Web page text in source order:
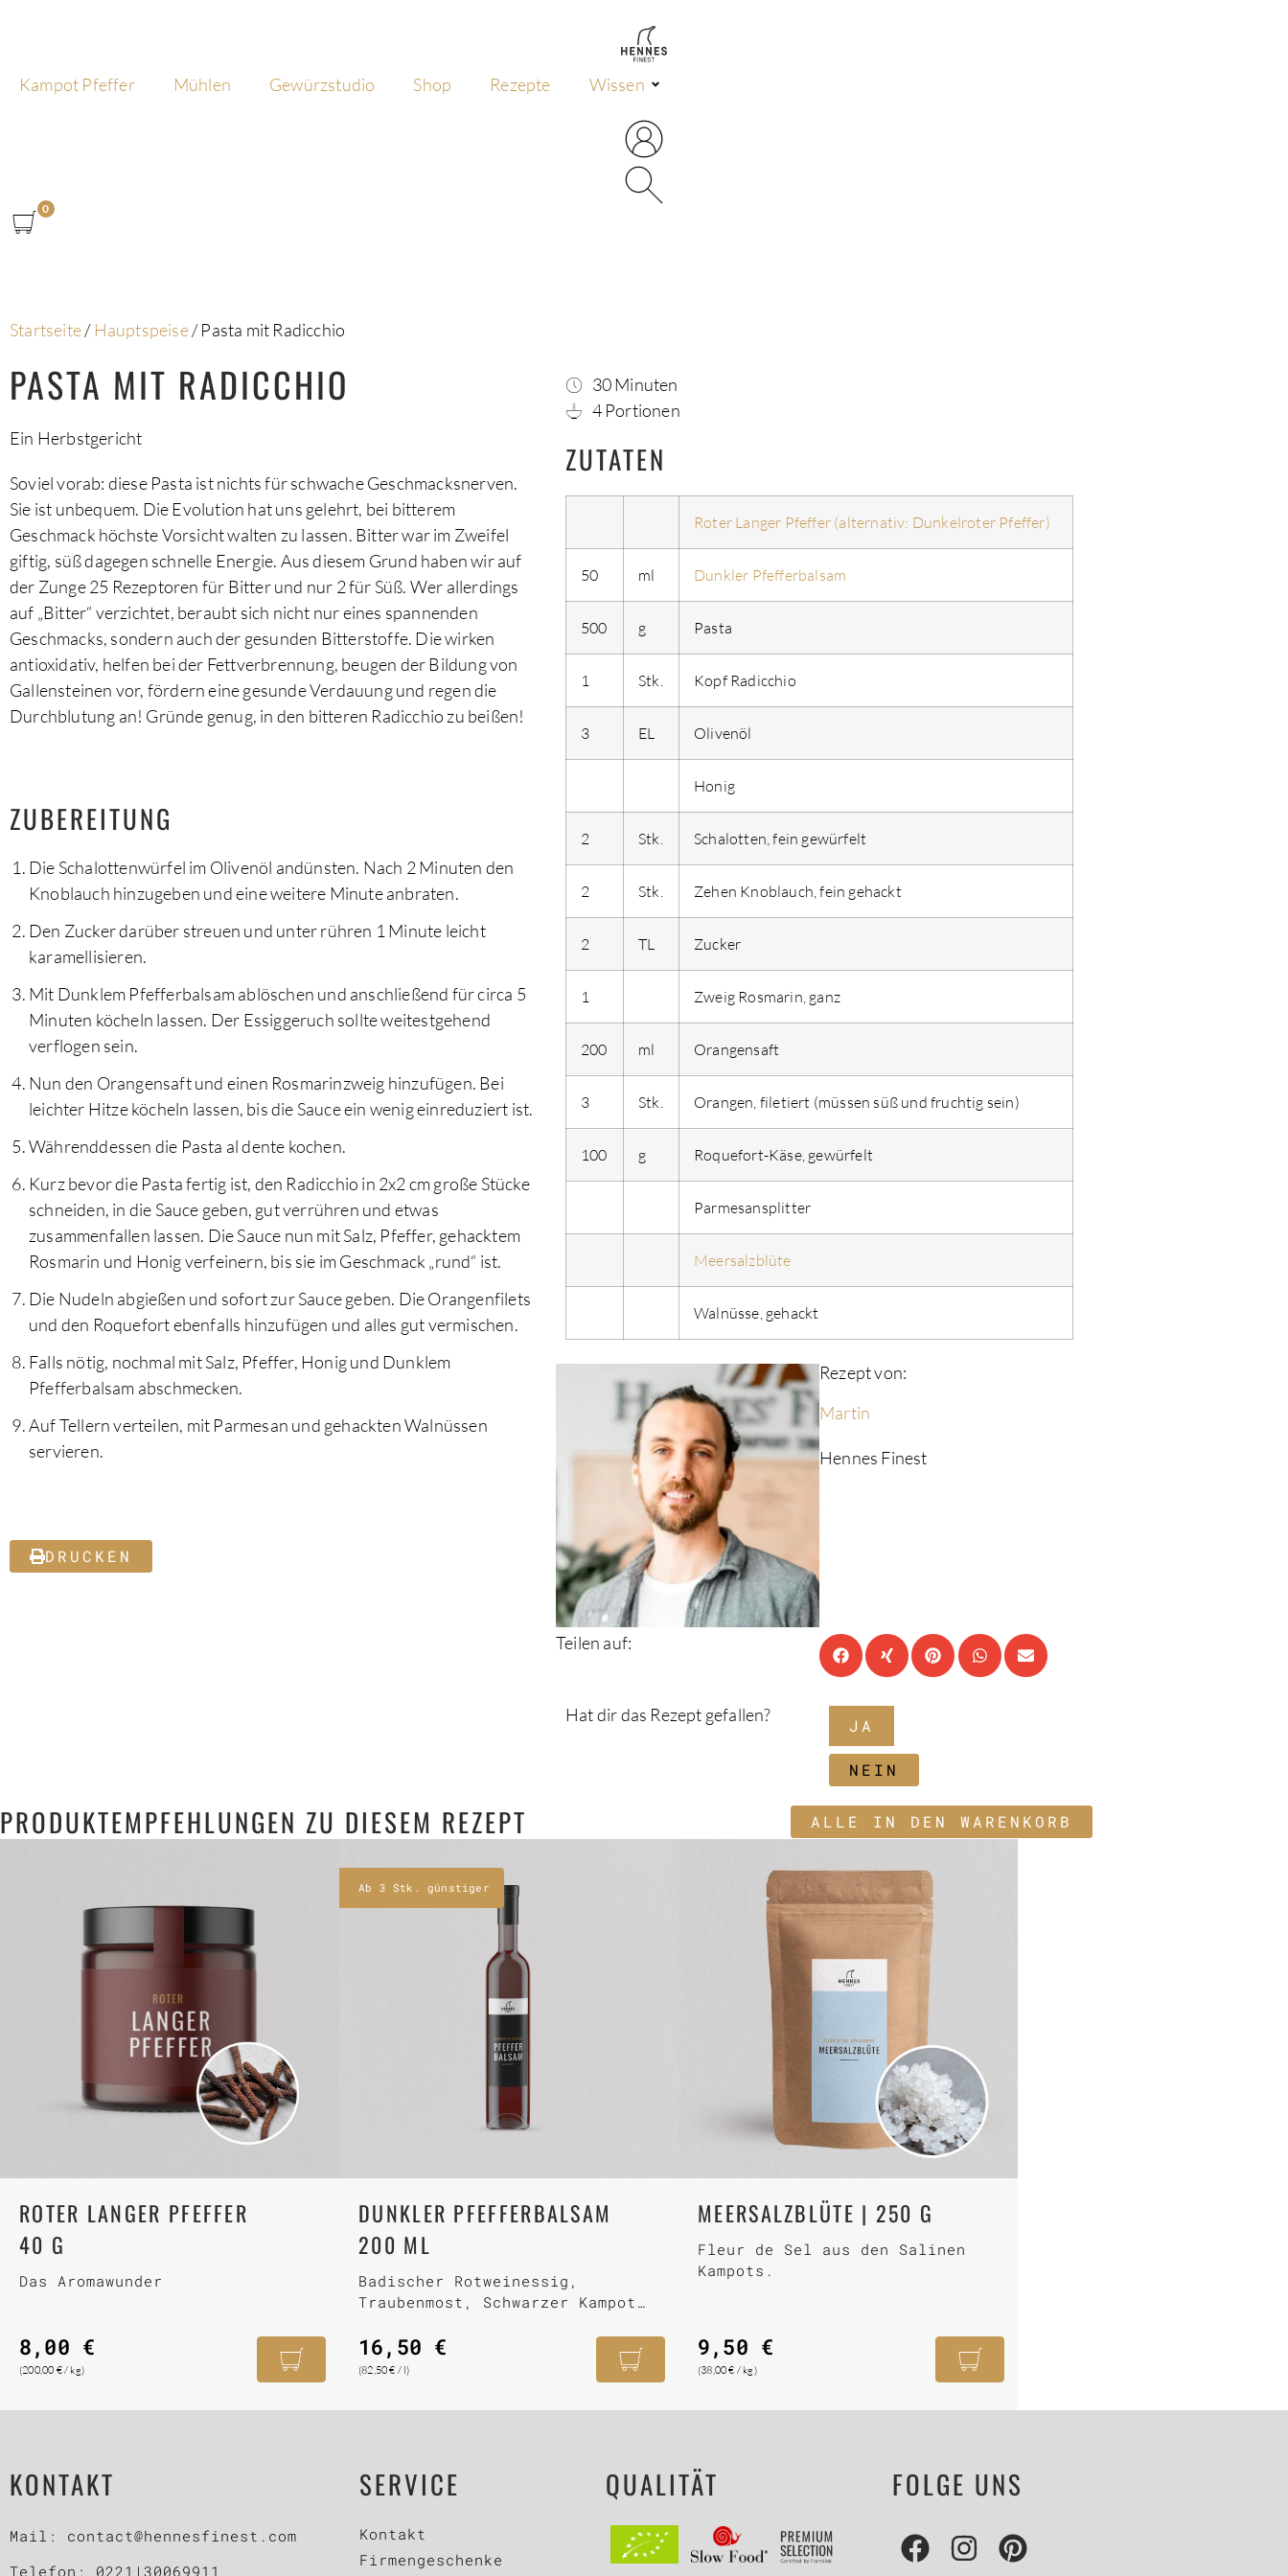
Kampot Pfeffer Mühlen Gewürzstudio Shop Rezepte Wissen
0
Startseite/ Hauptspeise/Pasta mit Radicchio
PASTA MIT RADICCHIO
Ein Herbstgericht
Soviel vorab: diese Pasta ist nichts für schwache Geschmacksnerven.
Sie ist unbequem. Die Evolution hat uns gelehrt, bei bitterem
Geschmack höchste Vorsicht walten zu lassen. Bitter war im Zweifel
giftig, süß dagegen schnelle Energie. Aus diesem Grund haben wir auf
der Zunge 25 Rezeptoren für Bitter und nur 2 für Süß. Wer allerdings
auf „Bitter“ verzichtet, beraubt sich nicht nur eines spannenden
Geschmacks, sondern auch der gesunden Bitterstoffe. Die wirken
antioxidativ, helfen bei der Fettverbrennung, beugen der Bildung von
Gallensteinen vor, fördern eine gesunde Verdauung und regen die
Durchblutung an! Gründe genug, in den bitteren Radicchio zu beißen!
ZUBEREITUNG
Die Schalottenwürfel im Olivenöl andünsten. Nach 2 Minuten den
Knoblauch hinzugeben und eine weitere Minute anbraten.
Den Zucker darüber streuen und unter rühren 1 Minute leicht
karamellisieren.
Mit Dunklem Pfefferbalsam ablöschen und anschließend für circa 5
Minuten köcheln lassen. Der Essiggeruch sollte weitestgehend
verflogen sein.
Nun den Orangensaft und einen Rosmarinzweig hinzufügen. Bei
leichter Hitze köcheln lassen, bis die Sauce ein wenig einreduziert ist.
Währenddessen die Pasta al dente kochen.
Kurz bevor die Pasta fertig ist, den Radicchio in 2x2 cm große Stücke
schneiden, in die Sauce geben, gut verrühren und etwas
zusammenfallen lassen. Die Sauce nun mit Salz, Pfeffer, gehacktem
Rosmarin und Honig verfeinern, bis sie im Geschmack „rund“ ist.
Die Nudeln abgießen und sofort zur Sauce geben. Die Orangenfilets
und den Roquefort ebenfalls hinzufügen und alles gut vermischen.
Falls nötig, nochmal mit Salz, Pfeffer, Honig und Dunklem
Pfefferbalsam abschmecken.
Auf Tellern verteilen, mit Parmesan und gehackten Walnüssen
servieren.
DRUCKEN
30 Minuten
4 Portionen
ZUTATEN
Roter Langer Pfeffer (alternativ: Dunkelroter Pfeffer)
50 ml Dunkler Pfefferbalsam
500 g Pasta
1 Stk. Kopf Radicchio
3 EL Olivenöl
Honig
2 Stk. Schalotten, fein gewürfelt
2 Stk. Zehen Knoblauch, fein gehackt
2 TL Zucker
1 Zweig Rosmarin, ganz
200 ml Orangensaft
3 Stk. Orangen, filetiert (müssen süß und fruchtig sein)
100 g Roquefort-Käse, gewürfelt
Parmesansplitter
Meersalzblüte
Walnüsse, gehackt
Rezept von:
Martin
Hennes Finest
Teilen auf:
Hat dir das Rezept gefallen?
JA
NEIN
PRODUKTEMPFEHLUNGEN ZU DIESEM REZEPT ALLE IN DEN WARENKORB
ROTER LANGER PFEFFER
40 G
Das Aromawunder
8,00 €
(200,00 €/ kg)
Ab 3 Stk. günstiger
DUNKLER PFEFFERBALSAM
200 ML
Badischer Rotweinessig,
Traubenmost, Schwarzer Kampot
16,50 €
(82,50€ / l)
MEERSALZBLÜTE | 250 G
Fleur de Sel aus den Salinen
Kampots.
9,50 €
(38,00€ / kg)
KONTAKT
Mail: contact@hennesfinest.com
Telefon: 0221|30069911
SERVICE
Kontakt
Firmengeschenke
QUALITÄT FOLGE UNS